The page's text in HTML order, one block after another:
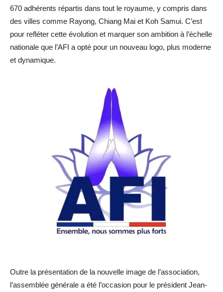
670 adhérents répartis dans tout le royaume, y compris dans
des villes comme Rayong, Chiang Mai et Koh Samui. C’est
pour refléter cette évolution et marquer son ambition à l’échelle
nationale que l’AFI a opté pour un nouveau logo, plus moderne
et dynamique.
Outre la présentation de la nouvelle image de l’association,
l’assemblée générale a été l’occasion pour le président Jean-